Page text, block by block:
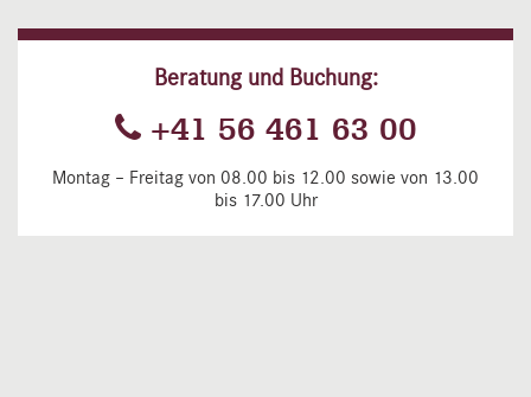
Beratung und Buchung:
+41 56 461 63 00
Montag – Freitag von 08.00 bis 12.00 sowie von 13.00
bis 17.00 Uhr